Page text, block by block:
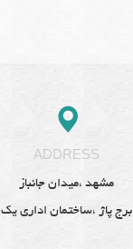
ADDRESS
مشهد ،میدان جانباز
برج پاژ ،ساختمان اداری یک